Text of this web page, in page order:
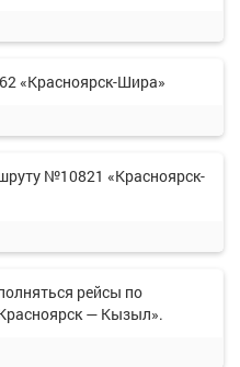
«Красноярск-Шира»
№10821 «Красноярск-
рейсы по
— Кызыл».